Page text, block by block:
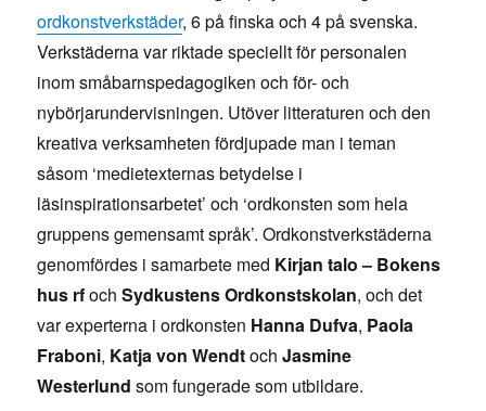
ordkonstverkstäder, 6 på finska och 4 på svenska.
Verkstäderna var riktade speciellt för personalen
inom småbarnspedagogiken och för- och
nybörjarundervisningen. Utöver litteraturen och den
kreativa verksamheten fördjupade man i teman
såsom ‘medietexternas betydelse i
läsinspirationsarbetet’ och ‘ordkonsten som hela
gruppens gemensamt språk’. Ordkonstverkstäderna
genomfördes i samarbete med Kirjan talo – Bokens
hus rfochSydkustens Ordkonstskolan, och det
var experterna i ordkonsten Hanna Dufva, Paola
Fraboni, Katja von WendtochJasmine
Westerlund som fungerade som utbildare.